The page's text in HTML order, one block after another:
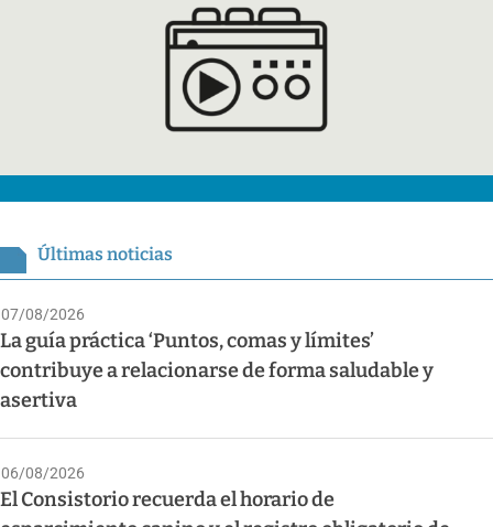
Últimas noticias
07/08/2026
La guía práctica ‘Puntos, comas y límites’
contribuye a relacionarse de forma saludable y
asertiva
06/08/2026
El Consistorio recuerda el horario de